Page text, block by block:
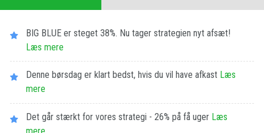
BIG BLUE er steget 38%. Nu tager strategien nyt afsæt!
Læs mere
Denne børsdag er klart bedst, hvis du vil have afkast Læs
mere
Det går stærkt for vores strategi - 26% på få uger Læs
mere